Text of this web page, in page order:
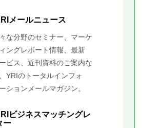
メールニュース
な分野のセミナー、マーケ
ングレポート情報、最新
ビス、近刊資料のご案内な
YRIのトータルインフォ
ションメールマガジン。
ビジネスマッチングレ
ー